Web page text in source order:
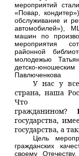
мероприятий
«Повар,
обслуживание и
автомобилей»),
машин по
мероприятия
районной
молодежью
детско-
Павлюченкова
У нас у
страна, наша
Что
гражданином?
государства,
государства, а
Цель
гражданских
своему Отечеству,